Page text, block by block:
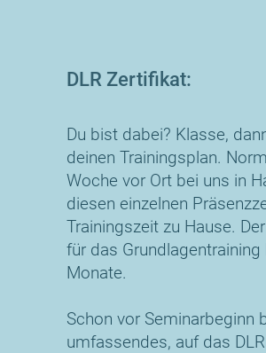
DLR Zertifikat:
Du bist dabei? Klasse,
deinen Trainingsplan.
Woche vor Ort bei uns in
diesen einzelnen
Trainingszeit zu Hause.
für das
Monate.
Schon vor Seminarbeginn
umfassendes, auf das